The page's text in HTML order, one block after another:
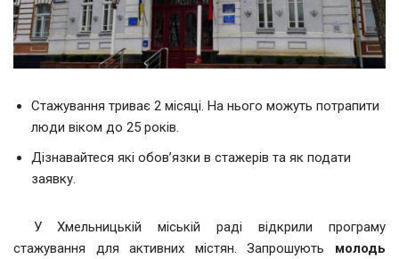
Стажування триває 2 місяці. На нього можуть потрапити
люди віком до 25 років.
Дізнавайтеся які обов’язки в стажерів та як подати
заявку.
У Хмельницькій міській раді відкрили програму
стажування для активних містян. Запрошують молодь